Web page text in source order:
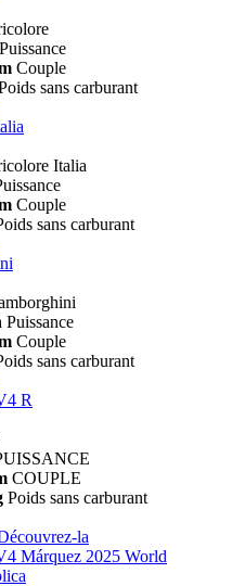
Puissance
Couple
sans carburant
Italia
Couple
sans carburant
Puissance
Couple
sans carburant
R
COUPLE
Poids sans carburant
la
Márquez 2025 World